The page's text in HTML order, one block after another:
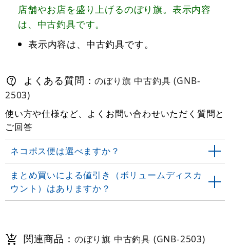
店舗やお店を盛り上げるのぼり旗。表示内容
は、中古釣具です。
表示内容は、中古釣具です。
よくある質問：のぼり旗 中古釣具 (GNB-
2503)
使い方や仕様など、よくお問い合わせいただく質問と
ご回答
ネコポス便は選べますか？
まとめ買いによる値引き（ボリュームディスカ
ウント）はありますか？
関連商品： のぼり旗 中古釣具 (GNB-2503)